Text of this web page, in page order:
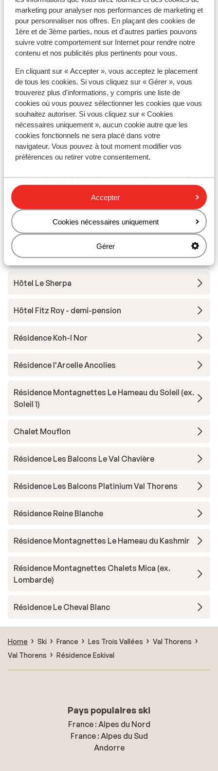
marketing pour analyser nos performances de marketing et
pour personnaliser nos offres. En plaçant des cookies de
1ère et de 3ème parties, nous et d'autres parties pouvons
suivre votre comportement sur Internet pour rendre notre
contenu et nos publicités plus pertinents pour vous.
En cliquant sur « Accepter », vous acceptez le placement
de tous les cookies. Si vous cliquez sur « Gérer », vous
trouverez plus d'informations, y compris une liste de
cookies où vous pouvez sélectionner les cookies que vous
souhaitez autoriser. Si vous cliquez sur « Cookies
nécessaires uniquement », aucun cookie autre que les
cookies fonctionnels ne sera placé dans votre
navigateur. Vous pouvez à tout moment modifier vos
préférences ou retirer votre consentement.
Accepter
Cookies nécessaires uniquement
Gérer
Distance jusqu'aux remontées mécaniques
environ 0 mètres
Distance aux magasins les plus proches environ 0
mètres
Forfait, cours et matériel de ski
Forfait remontées mécaniques
Cours de ski
Matériel de ski
Autres hébergements - Val Thorens
Résidence Les Ancolies
Hôtel Koh-I Nor
Hôtel Le Sherpa
Hôtel Fitz Roy - demi-pension
Résidence Koh-I Nor
Résidence l'Arcelle Ancolies
Résidence Montagnettes Le Hameau du Soleil (ex.
Soleil 1)
Chalet Mouflon
Résidence Les Balcons Le Val Chavière
Résidence Les Balcons Platinium Val Thorens
Résidence Reine Blanche
Résidence Montagnettes Le Hameau du Kashmir
Résidence Montagnettes Chalets Mica (ex.
Lombarde)
Résidence Le Cheval Blanc
Home Ski France Les Trois Vallées
Val Thorens
Val Thorens
Résidence Eskival
Pays populaires ski
France : Alpes du Nord
France : Alpes du Sud
Andorre